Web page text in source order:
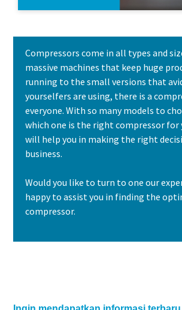
Compressors come in all types and
massive machines that keep huge
running to the small versions that
yourselfers are using, there is a
everyone. With so many models to
which one is the right compressor for
will help you in making the right
business.
Would you like to turn to one our
happy to assist you in finding the
compressor.